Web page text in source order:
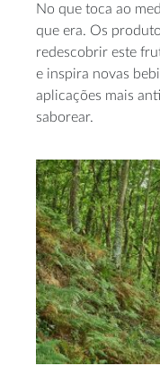
No que toca ao
que era. Os
redescobrir este
e inspira novas
aplicações mais
saborear.